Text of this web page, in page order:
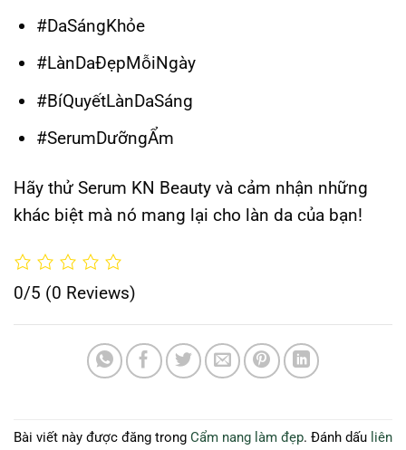
#DaSángKhỏe
#LànDaĐẹpMỗiNgày
#BíQuyếtLànDaSáng
#SerumDưỡngẨm
Hãy thử Serum KN Beauty và cảm nhận những
khác biệt mà nó mang lại cho làn da của bạn!
0/5 (0 Reviews)
Bài viết này được đăng trong Cẩm nang làm đẹp. Đánh dấu liên